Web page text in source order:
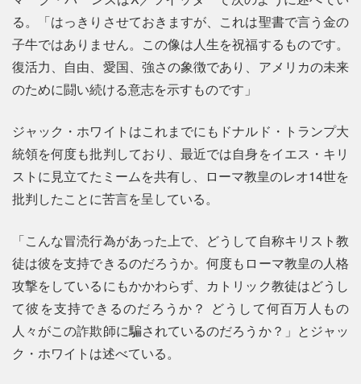
る。「はっきりさせておきますが、これは聖書で言う金の
子牛ではありません。この像は人生を祝福するものです。
復活力、自由、愛国、強さの象徴であり、アメリカの未来
のために闘い続ける意志を示すものです」
ジャック・ホワイトはこれまでにもドナルド・トランプ大
統領を何度も批判しており、最近では自身をイエス・キリ
ストに見立てたミームを共有し、ローマ教皇のレオ14世を
批判したことに苦言を呈している。
「こんな冒涜行為があった上で、どうして自称キリスト教
徒は彼を支持できるのだろうか。何度もローマ教皇の人格
攻撃をしているにもかかわらず、カトリック教徒はどうし
て彼を支持できるのだろうか？ どうして何百万人もの
人々がこの詐欺師に騙されているのだろうか？」とジャッ
ク・ホワイトは述べている。